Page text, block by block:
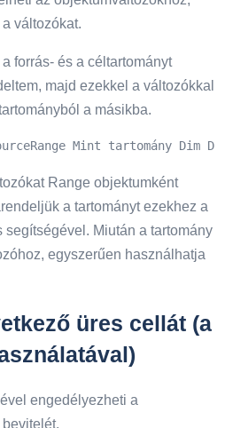
változókat.
forrás- és a céltartományt
majd ezekkel a változókkal
a másikba.
Mint tartomány
Range objektumként
a tartományt ezekhez a
Miután a tartomány
egyszerűen használhatja
üres cellát (a
engedélyezheti a